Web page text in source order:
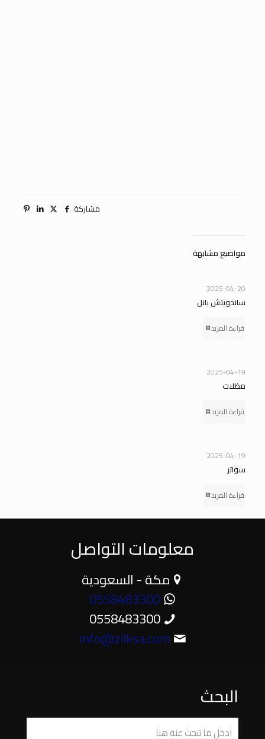
مشاركة
مواضيع مشابهة
2025-04-20
ساندويتش بانل
قراءة المزيد
2025-04-19
مظلات
قراءة المزيد
2025-04-19
سواتر
قراءة المزيد
معلومات التواصل
مكة - السعودية
0558483300
0558483300
info@zilksa.com
البحث